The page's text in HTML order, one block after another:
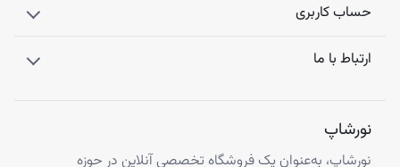
حساب کاربری
ارتباط با ما
نورشاپ
نورشاپ، به‌عنوان یک فروشگاه تخصصی آنلاین در حوزه